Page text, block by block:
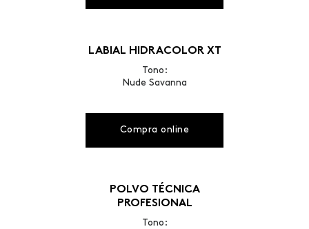
LABIAL HIDRACOLOR XT
Tono:
Nude Savanna
Compra online
POLVO TÉCNICA
PROFESIONAL
Tono: